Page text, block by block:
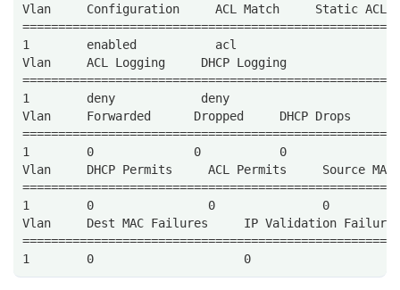
Vlan     Configuration     ACL Match     Static ACL
1        enabled
Vlan     ACL Logging     DHCP Logging
1        deny            deny
Vlan     Forwarded      Dropped     DHCP Drops
1        0              0           0
Vlan     DHCP Permits     ACL Permits     Source
1        0                0
Vlan     Dest MAC Failures     IP Validation
1        0                     0